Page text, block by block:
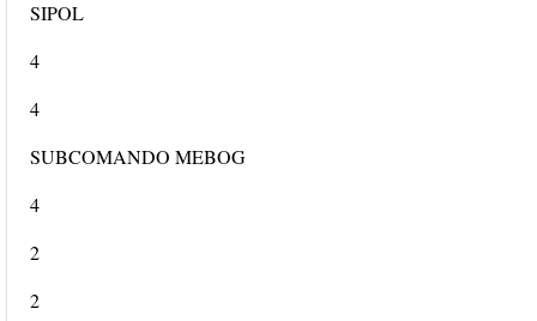
SIPOL
4
4
SUBCOMANDO MEBOG
4
2
2